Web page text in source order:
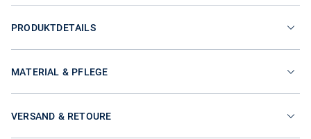
PRODUKTDETAILS
MATERIAL & PFLEGE
VERSAND & RETOURE